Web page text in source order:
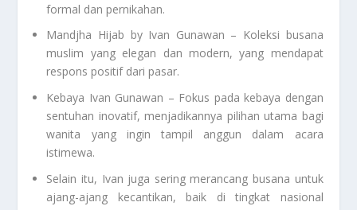
formal dan pernikahan.
Mandjha Hijab by Ivan Gunawan – Koleksi busana
muslim yang elegan dan modern, yang mendapat
respons positif dari pasar.
Kebaya Ivan Gunawan – Fokus pada kebaya dengan
sentuhan inovatif, menjadikannya pilihan utama bagi
wanita yang ingin tampil anggun dalam acara
istimewa.
Selain itu, Ivan juga sering merancang busana untuk
ajang-ajang kecantikan, baik di tingkat nasional